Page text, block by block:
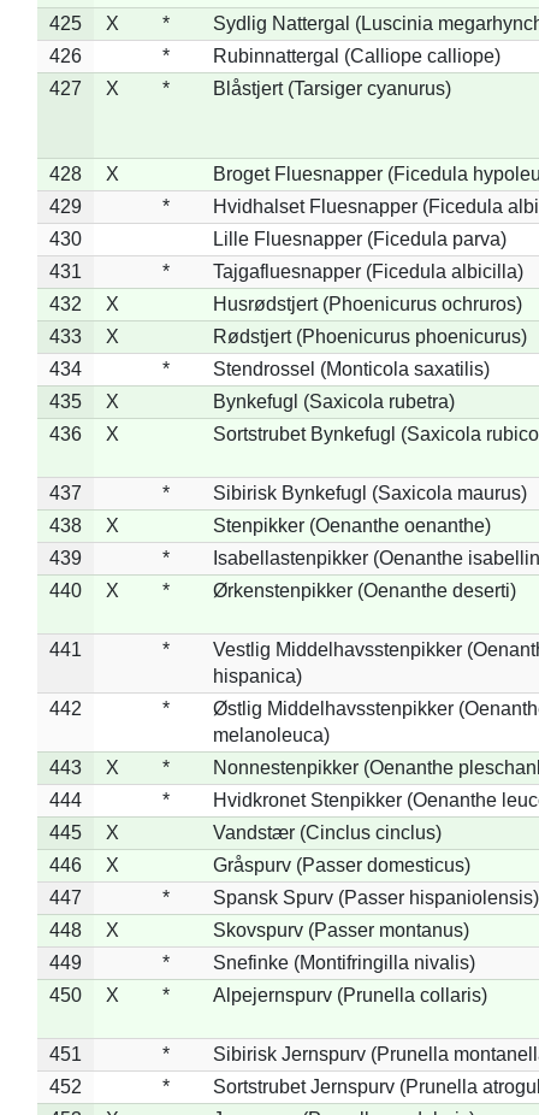
425 X *
Sydlig Nattergal (Luscinia
426
*
Rubinnattergal (Calliope calliope)
427
X * Blåstjert (Tarsiger cyanurus)
428 X
Broget Fluesnapper (Ficedula
429
*
Hvidhalset Fluesnapper (Ficedula
430
Lille Fluesnapper (Ficedula parva)
431
*
Tajgafluesnapper (Ficedula albicilla)
432
X
Husrødstjert (Phoenicurus ochruros)
433
X
Rødstjert (Phoenicurus phoenicurus)
434
*
Stendrossel (Monticola saxatilis)
435
X
Bynkefugl (Saxicola rubetra)
436
X Sortstrubet Bynkefugl (Saxicola
437 *
Sibirisk Bynkefugl (Saxicola maurus)
438
X
Stenpikker (Oenanthe oenanthe)
439
*
Isabellastenpikker (Oenanthe
440
X * Ørkenstenpikker (Oenanthe deserti)
441 *
Vestlig Middelhavsstenpikker
hispanica)
442
*
Østlig Middelhavsstenpikker
melanoleuca)
443
X *
Nonnestenpikker (Oenanthe
444
*
Hvidkronet Stenpikker (Oenanthe
445
X
Vandstær (Cinclus cinclus)
446
X
Gråspurv (Passer domesticus)
447
*
Spansk Spurv (Passer hispaniolensis)
448
X
Skovspurv (Passer montanus)
449
*
Snefinke (Montifringilla nivalis)
450
X * Alpejernspurv (Prunella collaris)
451 *
Sibirisk Jernspurv (Prunella
452
*
Sortstrubet Jernspurv (Prunella